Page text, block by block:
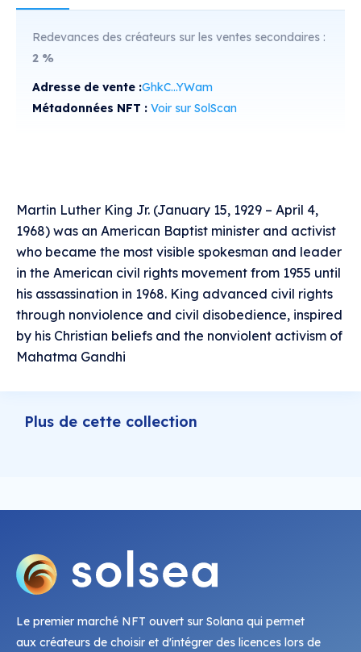
Redevances des créateurs sur les ventes secondaires :
2 %
Adresse de vente :GhkC...YWam
Métadonnées NFT : Voir sur SolScan
Martin Luther King Jr. (January 15, 1929 – April 4,
1968) was an American Baptist minister and activist
who became the most visible spokesman and leader
in the American civil rights movement from 1955 until
his assassination in 1968. King advanced civil rights
through nonviolence and civil disobedience, inspired
by his Christian beliefs and the nonviolent activism of
Mahatma Gandhi
Plus de cette collection
Le premier marché NFT ouvert sur Solana qui permet
aux créateurs de choisir et d'intégrer des licences lors de